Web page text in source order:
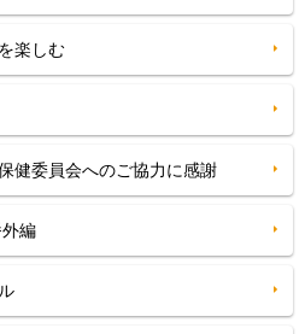
楽しむ
健委員会へのご協力に感謝
編